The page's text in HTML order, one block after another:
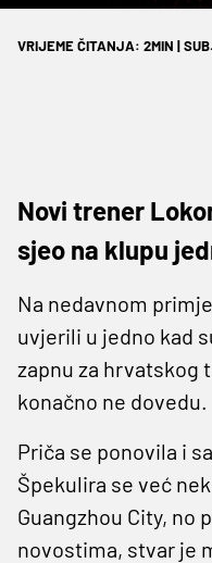
VRIJEME ČITANJA: 2MIN |
Novi trener
sjeo na klupu
Na nedavnom
uvjerili u jedno kad
zapnu za hrvatskog
konačno ne dovedu.
Priča se ponovila i
Špekulira se već
Guangzhou City, no
novostima, stvar je